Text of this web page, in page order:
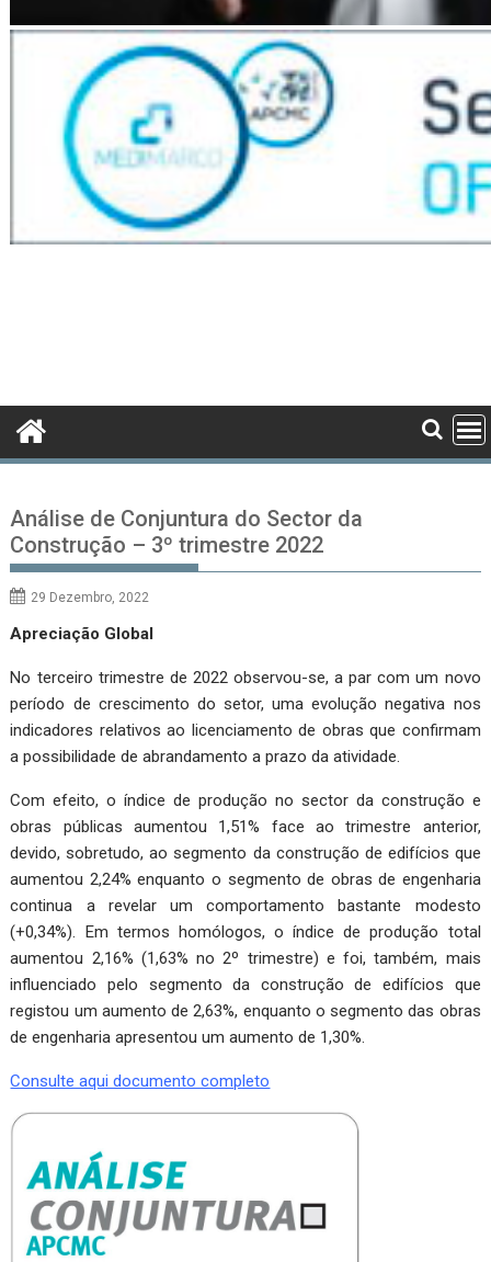
Análise de Conjuntura do Sector da
Construção – 3º trimestre 2022
29 Dezembro, 2022
Apreciação Global
No terceiro trimestre de 2022 observou-se, a par com um novo
período de crescimento do setor, uma evolução negativa nos
indicadores relativos ao licenciamento de obras que confirmam
a possibilidade de abrandamento a prazo da atividade.
Com efeito, o índice de produção no sector da construção e
obras públicas aumentou 1,51% face ao trimestre anterior,
devido, sobretudo, ao segmento da construção de edifícios que
aumentou 2,24% enquanto o segmento de obras de engenharia
continua a revelar um comportamento bastante modesto
(+0,34%). Em termos homólogos, o índice de produção total
aumentou 2,16% (1,63% no 2º trimestre) e foi, também, mais
influenciado pelo segmento da construção de edifícios que
registou um aumento de 2,63%, enquanto o segmento das obras
de engenharia apresentou um aumento de 1,30%.
Consulte aqui documento completo